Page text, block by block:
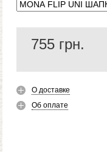
755 грн.
О доставке
Об оплате